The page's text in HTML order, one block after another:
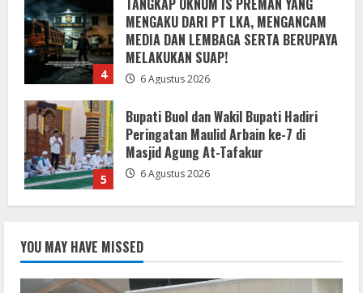
5
Bupati Buol dan Wakil Bupati Hadiri
Peringatan Maulid Arbain ke-7 di
Masjid Agung At-Tafakur
1
DPRD Kabupaten Sukabumi Sahkan
Perda Disabilitas dan Sepakati
Perubahan KUA-PPAS 2026 dalam
Rapat Paripurna Ke-13
7 Agustus 2026
2
Jalan Cibeureum- Goalpara Di Kerjakan
Sangat Kokoh Dan Profesional
6 Agustus 2026
YOU MAY HAVE MISSED